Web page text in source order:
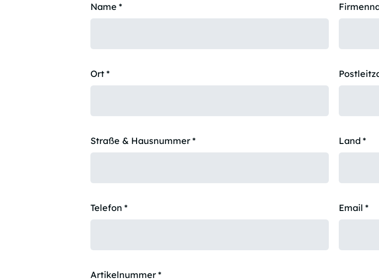
Name *
Ort*
Straße & Hausnummer* Land*
Telefon * Email *
Artikelnummer*